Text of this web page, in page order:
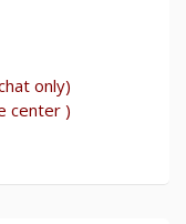
only)
center )